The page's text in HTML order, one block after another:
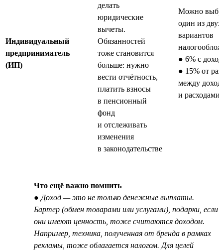
Индивидуальный
предприниматель
(ИП)
делать
юридические
вычеты.
Обязанностей
тоже становится
больше: нужно
вести отчётность,
платить взносы
в пенсионный
фонд
и отслеживать
изменения
в законодательстве
Можно
один из двух
вариантов
● 6% с
● 15% от
между
и расходами
Что ещё важно помнить
● Доход — это не только денежные выплаты.
Бартер (обмен товарами или услугами), подарки, если
они имеют ценность, тоже считаются доходом.
Например, техника, полученная от бренда в рамках
рекламы, тоже облагается налогом. Для целей